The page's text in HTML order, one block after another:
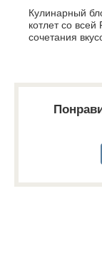
Кулинарный
котлет со
сочетания